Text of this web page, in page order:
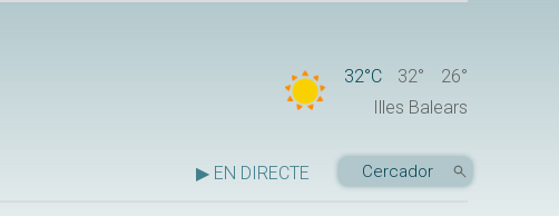
32°C 32°
26°
Illes Balears
▶ EN DIRECTE